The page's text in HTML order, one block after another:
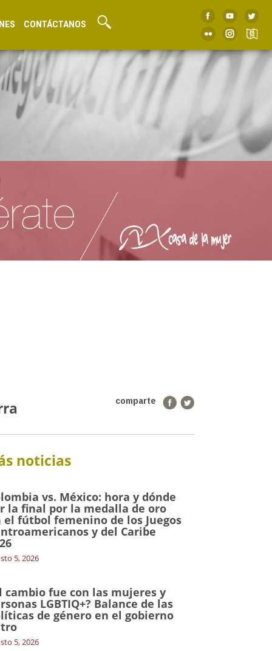
CONTÁCTANOS
comparte
noticias
vs. México: hora y dónde
la final por la medalla de oro
el fútbol femenino de los Juegos
y del Caribe
5, 2026
cambio fue con las mujeres y
LGBTIQ+? Balance de las
de género en el gobierno
5, 2026